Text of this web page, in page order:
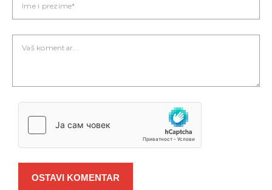
OSTAVI KOMENTAR